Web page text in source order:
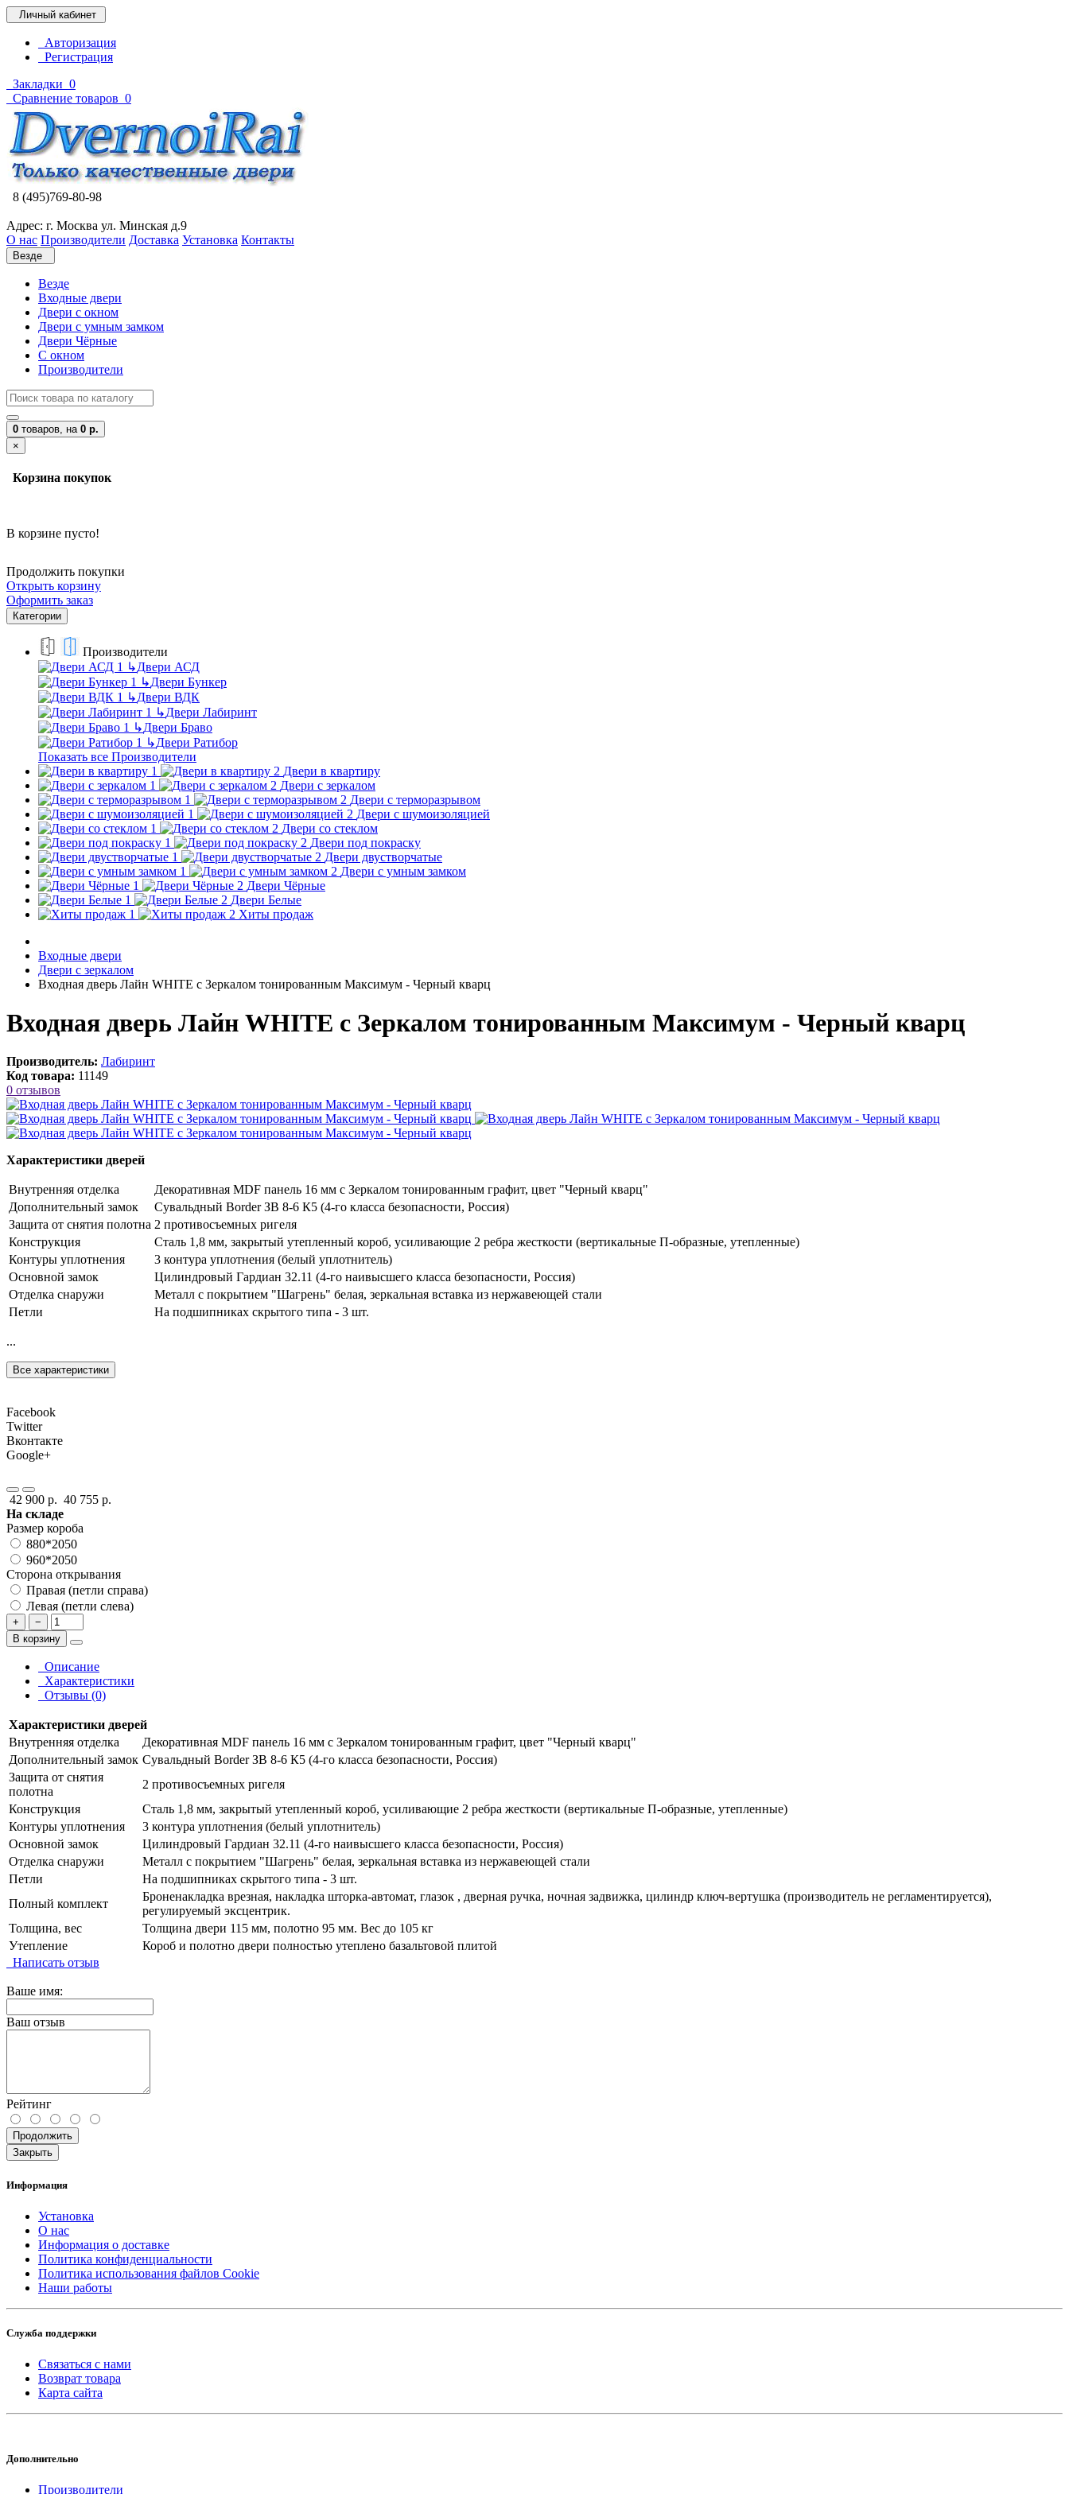
Личный кабинет
Авторизация
Регистрация
Закладки 0
Сравнение товаров 0
8 (495)769-80-98
Адрес: г. Москва ул. Минская д.9
О нас Производители Доставка Установка Контакты
Везде
Везде
Входные двери
Двери с окном
Двери с умным замком
Двери Чёрные
C окном
Производители
0 товаров, на 0 р.
×
Корзина покупок
В корзине пусто!
Продолжить покупки
Открыть корзину
Оформить заказ
Категории
Производители
↳Двери АСД
↳Двери Бункер
↳Двери ВДК
↳Двери Лабиринт
↳Двери Браво
↳Двери Ратибор
Показать все Производители
Двери в квартиру
Двери с зеркалом
Двери с терморазрывом
Двери с шумоизоляцией
Двери со стеклом
Двери под покраску
Двери двустворчатые
Двери с умным замком
Двери Чёрные
Двери Белые
Хиты продаж
Входные двери
Двери с зеркалом
Входная дверь Лайн WHITE с Зеркалом тонированным Максимум - Черный кварц
Входная дверь Лайн WHITE с Зеркалом тонированным Максимум - Черный кварц
Производитель: Лабиринт
Код товара: 11149
0 отзывов
Характеристики дверей
Внутренняя отделка
Декоративная MDF панель 16 мм с Зеркалом тонированным графит, цвет "Черный кварц"
Дополнительный замок
Сувальдный Border ЗВ 8-6 К5 (4-го класса безопасности, Россия)
Защита от снятия полотна 2 противосъемных ригеля
Конструкция
Сталь 1,8 мм, закрытый утепленный короб, усиливающие 2 ребра жесткости (вертикальные П-образные, утепленные)
Контуры уплотнения
3 контура уплотнения (белый уплотнитель)
Основной замок
Цилиндровый Гардиан 32.11 (4-го наивысшего класса безопасности, Россия)
Отделка снаружи
Металл с покрытием "Шагрень" белая, зеркальная вставка из нержавеющей стали
Петли
На подшипниках скрытого типа - 3 шт.
...
Все характеристики
Facebook
Twitter
Вконтакте
Google+
42 900 р. 40 755 р.
На складе
Размер короба
880*2050
960*2050
Сторона открывания
Правая (петли справа)
Левая (петли слева)
+
−
В корзину
Описание
Характеристики
Отзывы (0)
Характеристики дверей
Внутренняя отделка
Декоративная MDF панель 16 мм с Зеркалом тонированным графит, цвет "Черный кварц"
Дополнительный замок Сувальдный Border ЗВ 8-6 К5 (4-го класса безопасности, Россия)
Защита от снятия
полотна
2 противосъемных ригеля
Конструкция
Сталь 1,8 мм, закрытый утепленный короб, усиливающие 2 ребра жесткости (вертикальные П-образные, утепленные)
Контуры уплотнения
3 контура уплотнения (белый уплотнитель)
Основной замок
Цилиндровый Гардиан 32.11 (4-го наивысшего класса безопасности, Россия)
Отделка снаружи
Металл с покрытием "Шагрень" белая, зеркальная вставка из нержавеющей стали
Петли
На подшипниках скрытого типа - 3 шт.
Полный комплект
Броненакладка врезная, накладка шторка-автомат, глазок , дверная ручка, ночная задвижка, цилиндр ключ-вертушка (производитель не регламентируется),
регулируемый эксцентрик.
Толщина, вес
Толщина двери 115 мм, полотно 95 мм. Вес до 105 кг
Утепление
Короб и полотно двери полностью утеплено базальтовой плитой
Написать отзыв
Ваше имя:
Ваш отзыв
Рейтинг
Продолжить
Закрыть
Информация
Установка
О нас
Информация о доставке
Политика конфиденциальности
Политика использования файлов Cookie
Наши работы
Служба поддержки
Связаться с нами
Возврат товара
Карта сайта
Дополнительно
Производители